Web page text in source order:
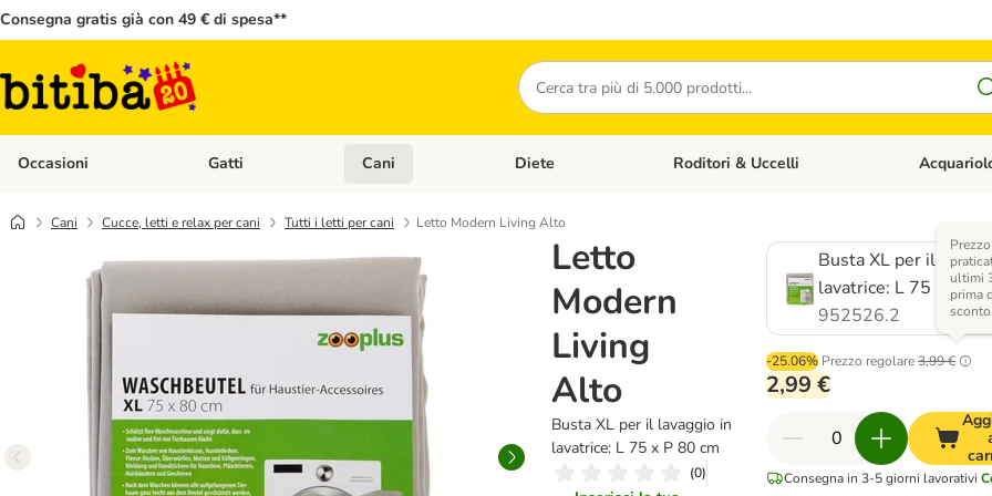
Consegna gratis già con 49 € di spesa**
Cerca
Occasioni Apri Menù Categoria: Occasioni
Gatti Apri Menù Categoria: Gatti
Cani Apri Menù Categoria: Cani
Diete Apri Menù Categoria: Diete
Roditori & Uccelli Apri Menù
Cani Cucce, letti e relax per cani Tutti i letti per cani Letto Modern Living Alto
Letto
Modern
Living
Alto
Busta XL per il lavaggio in
lavatrice: L 75 x P 80 cm
(0)
Busta XL per il
lavatrice: L 75 x P 80
952526.2
-25.06% Prezzo regolare3,99 €
ultimi
prima
sconto.
2,99 €
Consegna in 3-5 giorni lavorativi